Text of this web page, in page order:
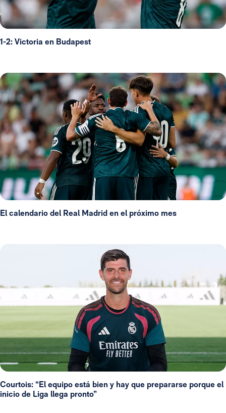
1-2: Victoria en Budapest
El calendario del Real Madrid en el próximo mes
Courtois: “El equipo está bien y hay que prepararse porque el
inicio de Liga llega pronto”